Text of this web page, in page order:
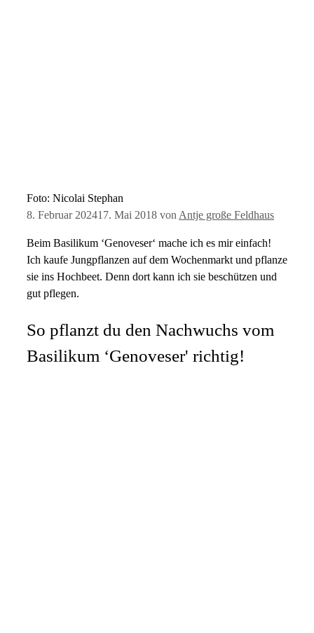
Foto: Nicolai Stephan
8. Februar 202417. Mai 2018 von Antje große Feldhaus
Beim Basilikum ‘Genoveser‘ mache ich es mir einfach!
Ich kaufe Jungpflanzen auf dem Wochenmarkt und pflanze
sie ins Hochbeet. Denn dort kann ich sie beschützen und
gut pflegen.
So pflanzt du den Nachwuchs vom
Basilikum ‘Genoveser' richtig!